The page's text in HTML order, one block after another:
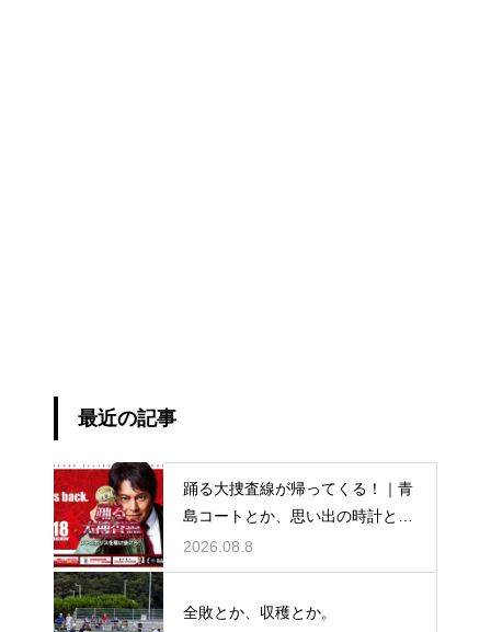
最近の記事
踊る大捜査線が帰ってくる！｜青
島コートとか、思い出の時計と
か。
2026.08.8
全敗とか、収穫とか。